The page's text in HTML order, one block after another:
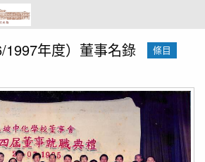
蔴
坡
中
學
校
史
館
1997年度）董事名錄 條目